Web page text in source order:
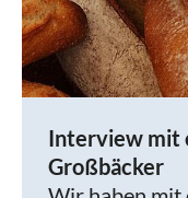
Interview mit
Großbäcker